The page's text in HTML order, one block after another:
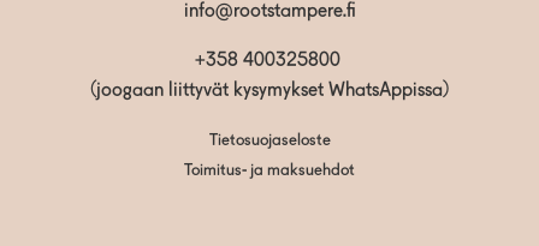
info@rootstampere.fi
+358 400325800
(joogaan liittyvät kysymykset WhatsAppissa)
Tietosuojaseloste
Toimitus- ja maksuehdot